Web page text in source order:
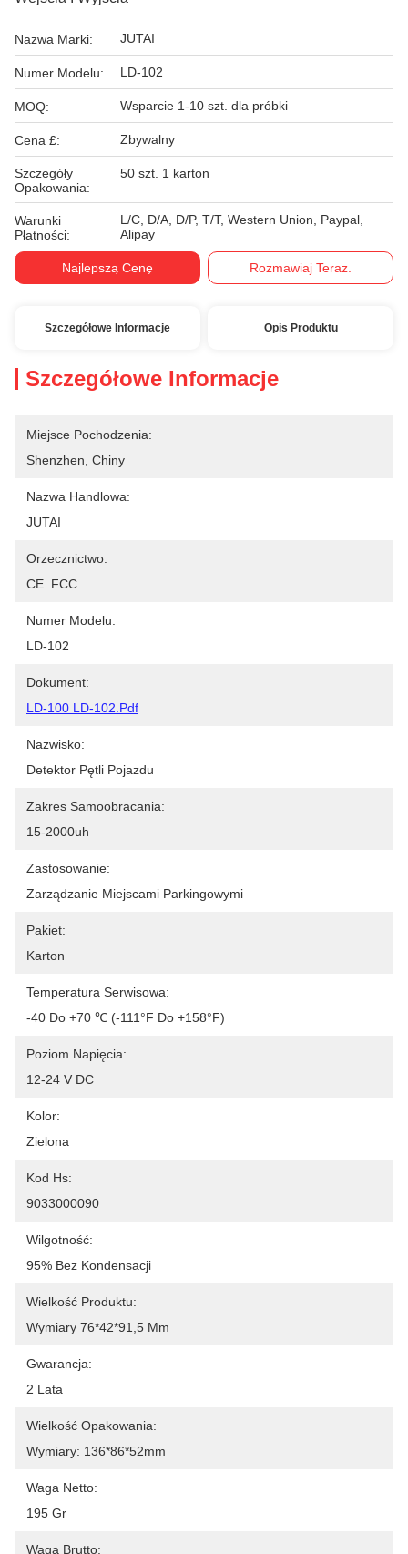
Nazwa Marki: JUTAI
Numer Modelu: LD-102
MOQ: Wsparcie 1-10 szt. dla próbki
Cena £: Zbywalny
Szczegóły
Opakowania:
50 szt. 1 karton
Warunki
Płatności:
L/C, D/A, D/P, T/T, Western Union, Paypal,
Alipay
Najlepszą Cenę Rozmawiaj Teraz.
Szczegółowe Informacje Opis Produktu
Szczegółowe Informacje
Miejsce Pochodzenia:
Shenzhen, Chiny
Nazwa Handlowa:
JUTAI
Orzecznictwo:
CE  FCC
Numer Modelu:
LD-102
Dokument:
LD-100 LD-102.pdf
Nazwisko:
Detektor Pętli Pojazdu
Zakres Samoobracania:
15-2000uh
Zastosowanie:
Zarządzanie Miejscami Parkingowymi
Pakiet:
Karton
Temperatura Serwisowa:
-40 Do +70 ℃ (-111°F Do +158°F)
Poziom Napięcia:
12-24 V DC
Kolor:
Zielona
Kod Hs:
9033000090
Wilgotność:
95% Bez Kondensacji
Wielkość Produktu:
Wymiary 76*42*91,5 Mm
Gwarancja:
2 Lata
Wielkość Opakowania:
Wymiary: 136*86*52mm
Waga Netto:
195 Gr
Waga Brutto: